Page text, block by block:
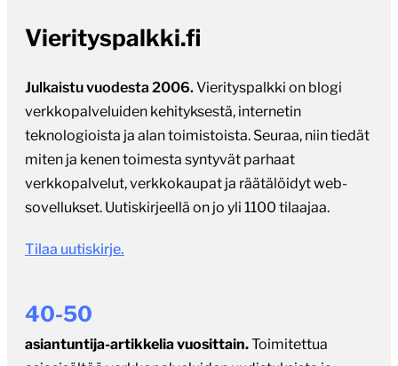
Vierityspalkki.fi
Julkaistu vuodesta 2006. Vierityspalkki on blogi
verkkopalveluiden kehityksestä, internetin
teknologioista ja alan toimistoista. Seuraa, niin tiedät
miten ja kenen toimesta syntyvät parhaat
verkkopalvelut, verkkokaupat ja räätälöidyt web-
sovellukset. Uutiskirjeellä on jo yli 1100 tilaajaa.
Tilaa uutiskirje.
40-50
asiantuntija-artikkelia vuosittain.Toimitettua